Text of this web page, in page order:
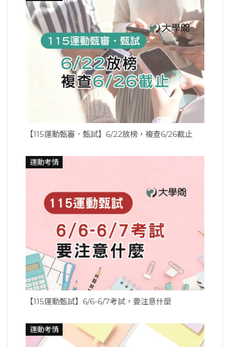
【115運動甄審．甄試】6/22放榜，複查6/26截止
運動考情
【115運動甄試】6/6-6/7考試，要注意什麼
運動考情